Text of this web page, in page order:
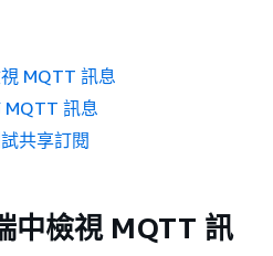
MQTT 訊息
MQTT 訊息
共享訂閱
中檢視 MQTT 訊